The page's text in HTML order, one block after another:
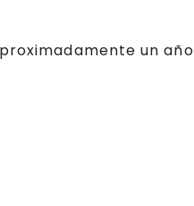
un año